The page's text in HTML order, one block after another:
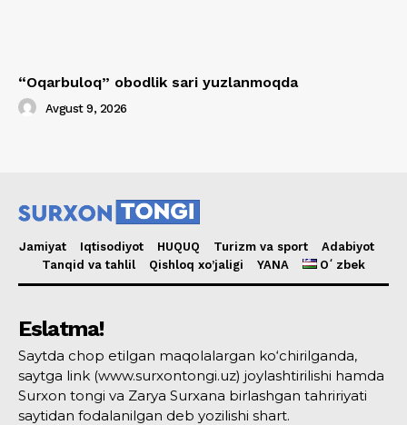
“Oqarbuloq” obodlik sari yuzlanmoqda
Avgust 9, 2026
Jamiyat Iqtisodiyot HUQUQ Turizm va sport
Adabiyot
Tanqid va tahlil
Qishloq xo’jaligi YANA Oʻzbek
Eslatma!
Saytda chop etilgan maqolalargan ko‘chirilganda,
saytga link (www.surxontongi.uz) joylashtirilishi hamda
Surxon tongi va Zarya Surxana birlashgan tahririyati
saytidan fodalanilgan deb yozilishi shart.